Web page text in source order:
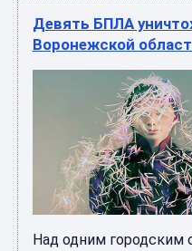
Девять БПЛА
Воронежской
Над одним городским